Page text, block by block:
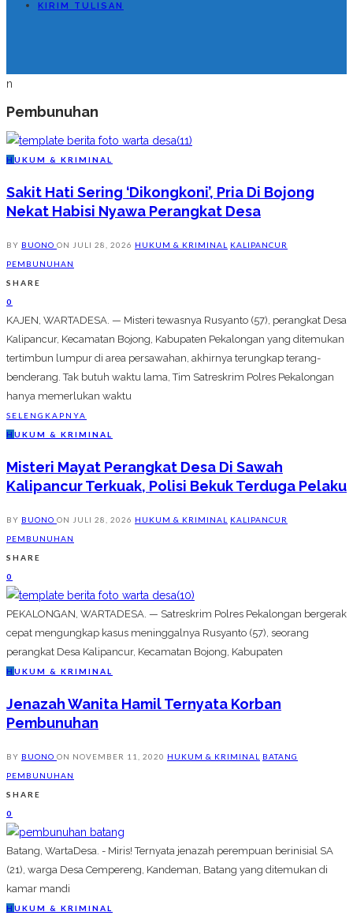
KIRIM TULISAN
n
Pembunuhan
H UKUM & KRIMINAL
Sakit Hati Sering ‘Dikongkoni’, Pria Di Bojong
Nekat Habisi Nyawa Perangkat Desa
BY BUONO ON JULI 28, 2026 HUKUM & KRIMINAL
KALIPANCUR
PEMBUNUHAN
SHARE
0
KAJEN, WARTADESA. — Misteri tewasnya Rusyanto (57), perangkat Desa
Kalipancur, Kecamatan Bojong, Kabupaten Pekalongan yang ditemukan
tertimbun lumpur di area persawahan, akhirnya terungkap terang-
benderang. Tak butuh waktu lama, Tim Satreskrim Polres Pekalongan
hanya memerlukan waktu
SELENGKAPNYA
H UKUM & KRIMINAL
Misteri Mayat Perangkat Desa Di Sawah
Kalipancur Terkuak, Polisi Bekuk Terduga Pelaku
BY BUONO ON JULI 28, 2026 HUKUM & KRIMINAL
KALIPANCUR
PEMBUNUHAN
SHARE
0
PEKALONGAN, WARTADESA. — Satreskrim Polres Pekalongan bergerak
cepat mengungkap kasus meninggalnya Rusyanto (57), seorang
perangkat Desa Kalipancur, Kecamatan Bojong, Kabupaten
H UKUM & KRIMINAL
Jenazah Wanita Hamil Ternyata Korban
Pembunuhan
BY BUONO ON NOVEMBER 11, 2020 HUKUM & KRIMINAL
BATANG
PEMBUNUHAN
SHARE
0
Batang, WartaDesa. - Miris! Ternyata jenazah perempuan berinisial SA
(21), warga Desa Cempereng, Kandeman, Batang yang ditemukan di
kamar mandi
H UKUM & KRIMINAL